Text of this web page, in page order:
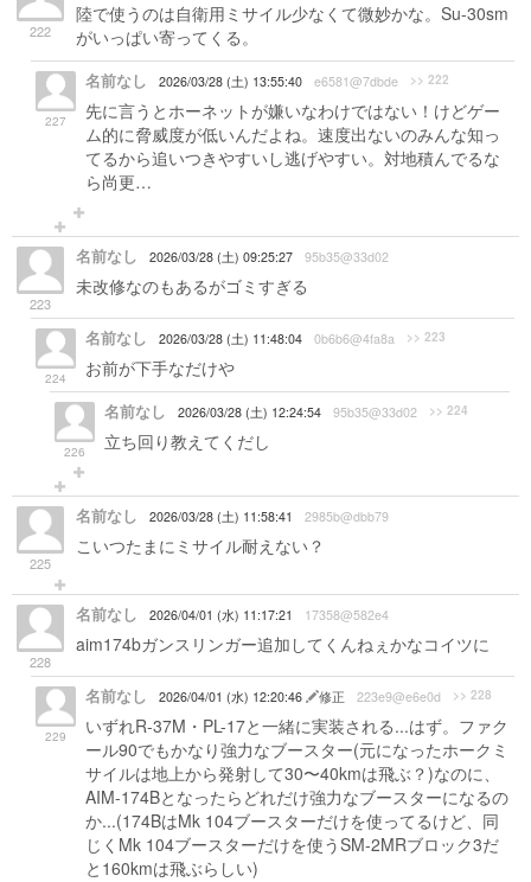
222
陸で使うのは自衛用ミサイル少なくて微妙かな。Su-30sm
がいっぱい寄ってくる。
227
名前なし 2026/03/28 (土) 13:55:40 e6581@7dbde >> 222
先に言うとホーネットが嫌いなわけではない！けどゲー
ム的に脅威度が低いんだよね。速度出ないのみんな知っ
てるから追いつきやすいし逃げやすい。対地積んでるな
ら尚更…
223
名前なし 2026/03/28 (土) 09:25:27 95b35@33d02
未改修なのもあるがゴミすぎる
224
名前なし 2026/03/28 (土) 11:48:04 0b6b6@4fa8a >> 223
お前が下手なだけや
226
名前なし 2026/03/28 (土) 12:24:54 95b35@33d02 >> 224
立ち回り教えてくだし
225
名前なし 2026/03/28 (土) 11:58:41 2985b@dbb79
こいつたまにミサイル耐えない？
228
名前なし 2026/04/01 (水) 11:17:21 17358@582e4
aim174bガンスリンガー追加してくんねぇかなコイツに
229
名前なし 2026/04/01 (水) 12:20:46 修正 223e9@e6e0d >> 228
いずれR-37M・PL-17と一緒に実装される...はず。ファク
ール90でもかなり強力なブースター(元になったホークミ
サイルは地上から発射して30〜40kmは飛ぶ？)なのに、
AIM-174Bとなったらどれだけ強力なブースターになるの
か...(174BはMk 104ブースターだけを使ってるけど、同
じくMk 104ブースターだけを使うSM-2MRブロック3だ
と160kmは飛ぶらしい)